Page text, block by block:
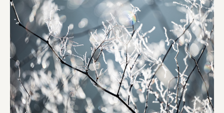
アトラス化成
株式会社 中日ステンドアート
DEAR FRIEND'S
株式会社ポーラ
株式会社ロッテ
ourselves